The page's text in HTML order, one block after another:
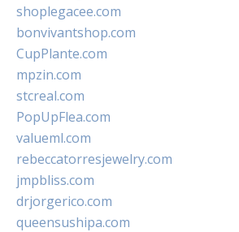
shoplegacee.com
bonvivantshop.com
CupPlante.com
mpzin.com
stcreal.com
PopUpFlea.com
valueml.com
rebeccatorresjewelry.com
jmpbliss.com
drjorgerico.com
queensushipa.com